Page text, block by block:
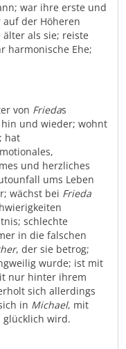
war ihre erste und
der Höheren
älter als sie; reiste
harmonische Ehe;
von Friedas
hin und wieder; wohnt
hat
und herzliches
ums Leben
wächst bei Frieda
schlechte
in die falschen
, der sie betrog;
wurde; ist mit
nur hinter ihrem
sich allerdings
in Michael, mit
glücklich wird.